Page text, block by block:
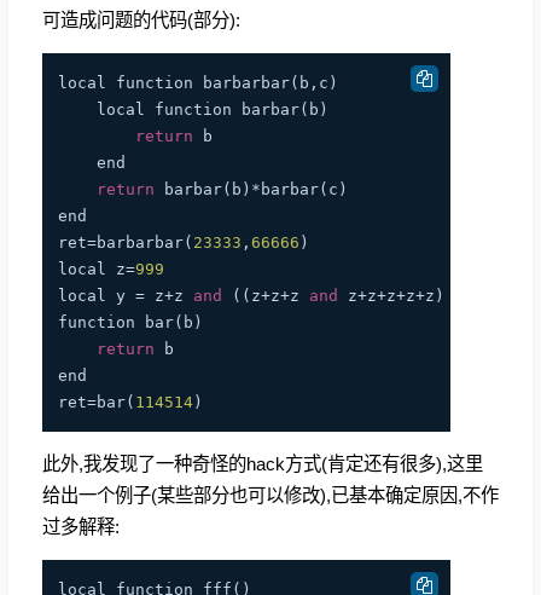
可造成问题的代码(部分):
local function barbarbar(b,c)
    local function barbar(b)
return b
    end
return barbar(b)*barbar(c)
end
ret=barbarbar(23333 ,66666)
local z=999
local y = z+z and ((z+z+z and z+z+z+z+z)
function bar(b)
return b
end
ret=bar(114514
此外,我发现了一种奇怪的hack方式(肯定还有很多),这里
给出一个例子(某些部分也可以修改),已基本确定原因,不作
过多解释:
local function fff()